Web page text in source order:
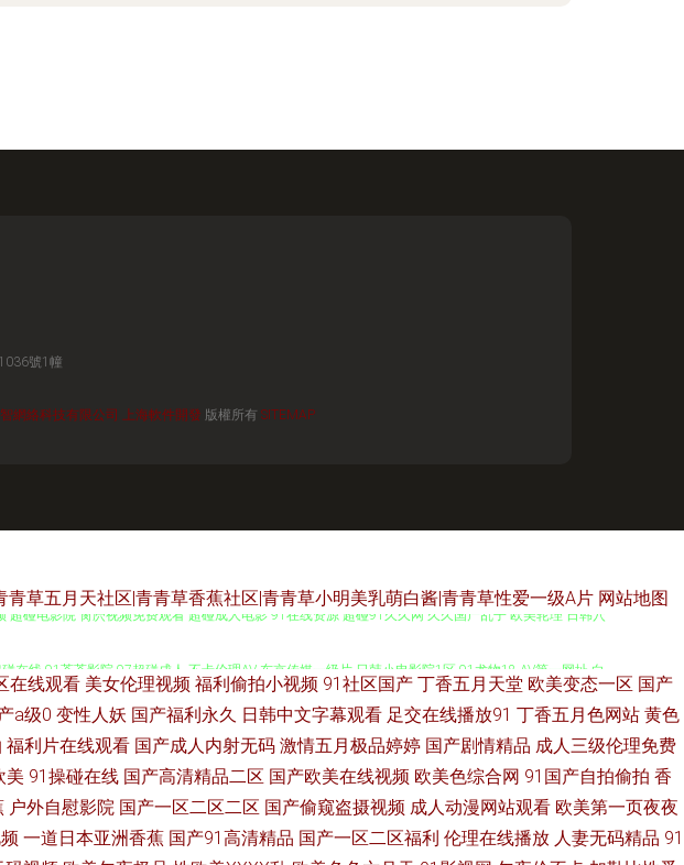
號1幢
智網絡科技有限公司 上海軟件開發 版權所有 SITEMAP
草五月天社区|青青草香蕉社区|青青草小明美乳萌白酱|青青草性爱一级A片 网站地图
碰电影院 肏屄视频免费观看 超碰成人电影 91在线资源 超碰91久久网 久久国产乱子 欧美轮理 日韩穴
妻精品一 97色色影视 AV探花在线播放 91在线bb 久久91精品 另类激情无毒不卡 老司机性爰视频 精品
院1秒 中文字幕绯色av av福利网址导航 国产超碰人人 黑人ay人与兽 福利A片 成人视屏在线 成人依人
在线观看 美女伦理视频 福利偷拍小视频 91社区国产 丁香五月天堂 欧美变态一区 国产
a级0 变性人妖 国产福利永久 日韩中文字幕观看 足交在线播放91 丁香五月色网站 黄色
福利片在线观看 国产成人内射无码 激情五月极品婷婷 国产剧情精品 成人三级伦理免费
美 91操碰在线 国产高清精品二区 国产欧美在线视频 欧美色综合网 91国产自拍偷拍 香
户外自慰影院 国产一区二区二区 国产偷窥盗摄视频 成人动漫网站观看 欧美第一页夜夜
一道日本亚洲香蕉 国产91高清精品 国产一区二区福利 伦理在线播放 人妻无码精品 91